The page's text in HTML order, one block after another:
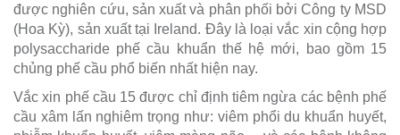
được nghiên cứu, sản xuất và phân phối bởi Công ty MSD
(Hoa Kỳ), sản xuất tại Ireland. Đây là loại vắc xin cộng hợp
polysaccharide phế cầu khuẩn thế hệ mới, bao gồm 15
chủng phế cầu phổ biến nhất hiện nay.
Vắc xin phế cầu 15 được chỉ định tiêm ngừa các bệnh phế
cầu xâm lấn nghiêm trọng như: viêm phổi du khuẩn huyết,